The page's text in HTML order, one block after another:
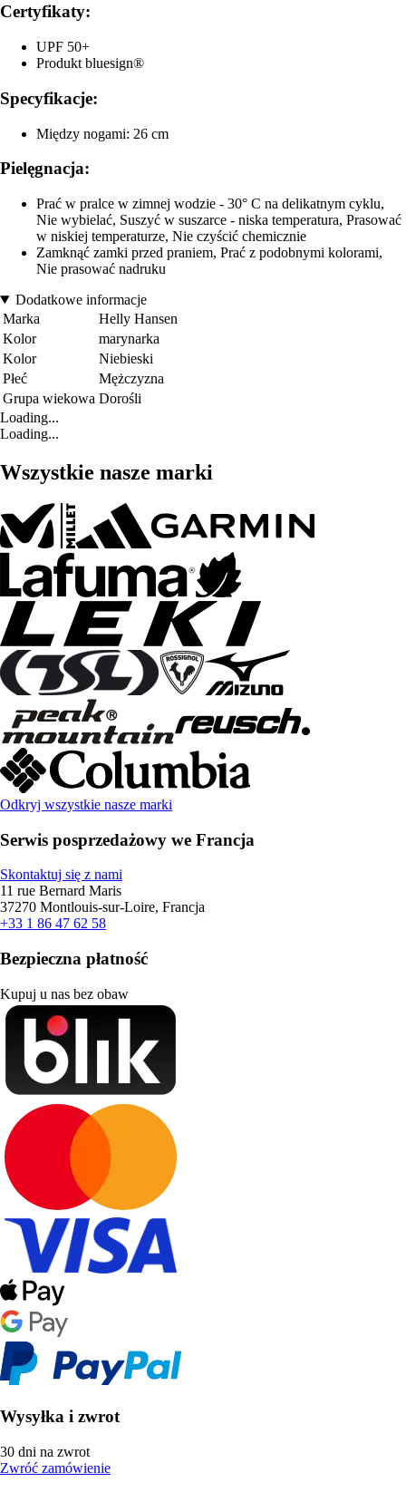
Certyfikaty:
UPF 50+
Produkt bluesign®
Specyfikacje:
Między nogami: 26 cm
Pielęgnacja:
Prać w pralce w zimnej wodzie - 30° C na delikatnym cyklu,
Nie wybielać, Suszyć w suszarce - niska temperatura, Prasować
w niskiej temperaturze, Nie czyścić chemicznie
Zamknąć zamki przed praniem, Prać z podobnymi kolorami,
Nie prasować nadruku
Dodatkowe informacje
Marka
Helly Hansen
Kolor
marynarka
Kolor
Niebieski
Płeć
Mężczyzna
Grupa wiekowa Dorośli
Loading...
Loading...
Wszystkie nasze marki
Odkryj wszystkie nasze marki
Serwis posprzedażowy we Francja
Skontaktuj się z nami
11 rue Bernard Maris
37270 Montlouis-sur-Loire, Francja
+33 1 86 47 62 58
Bezpieczna płatność
Kupuj u nas bez obaw
Wysyłka i zwrot
30 dni na zwrot
Zwróć zamówienie